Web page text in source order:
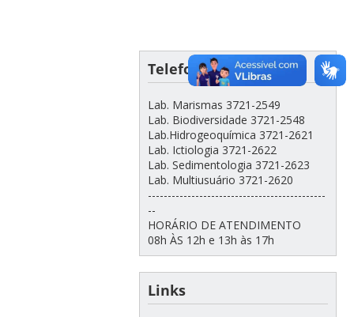
Telefones Úteis
Lab. Marismas 3721-2549
Lab. Biodiversidade 3721-2548
Lab.Hidrogeoquímica 3721-2621
Lab. Ictiologia 3721-2622
Lab. Sedimentologia 3721-2623
Lab. Multiusuário 3721-2620
---------------------------------------------
--
HORÁRIO DE ATENDIMENTO
08h ÀS 12h e 13h às 17h
Links